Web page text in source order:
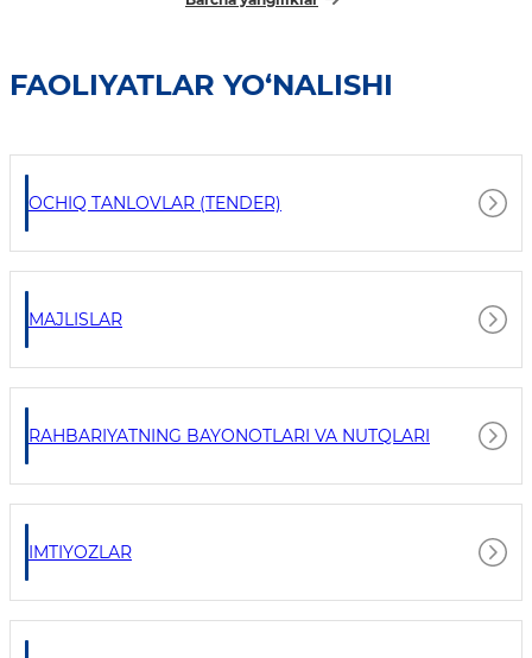
FAOLIYATLAR YO‘NALISHI
OCHIQ TANLOVLAR (TENDER)
MAJLISLAR
RAHBARIYATNING BAYONOTLARI VA NUTQLARI
IMTIYOZLAR